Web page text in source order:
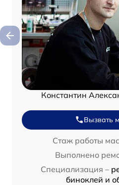
Константин
Вызвать
Стаж работы
Выполнено
Специализация –
биноклей и